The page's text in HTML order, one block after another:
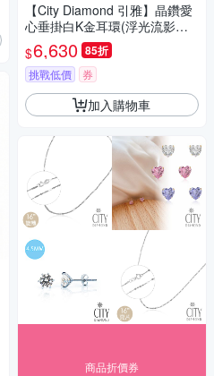
【City Diamond 引雅】晶鑽愛
心垂掛白K金耳環(浮光流影系
列)
$6,630 85折
挑戰低價 券
加入購物車
商品折價券